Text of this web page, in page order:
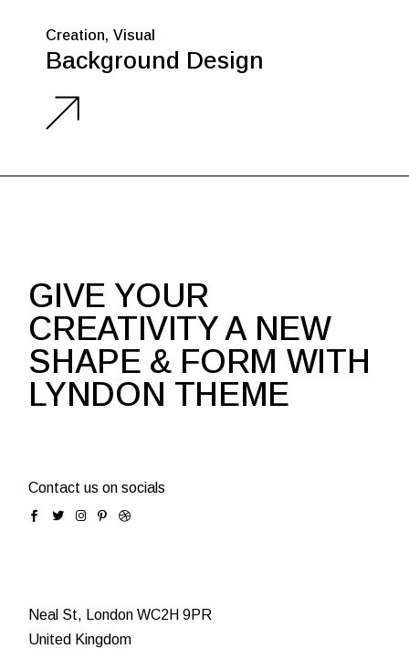
Creation Visual
Background Design
GIVE YOUR
CREATIVITY A NEW
SHAPE & FORM WITH
LYNDON THEME
Contact us on socials
Neal St, London WC2H 9PR
United Kingdom